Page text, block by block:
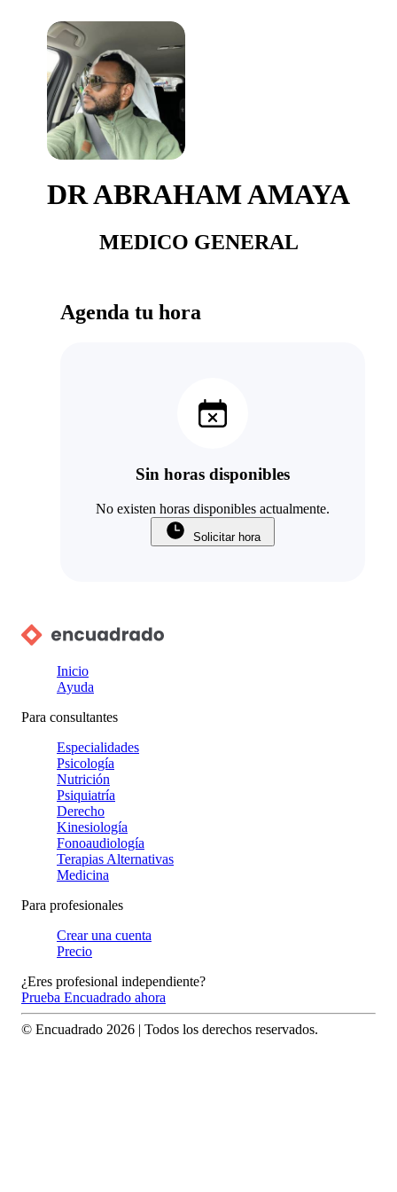
DR ABRAHAM AMAYA
MEDICO GENERAL
Agenda tu hora
Sin horas disponibles
No existen horas disponibles actualmente.
Solicitar hora
Inicio
Ayuda
Para consultantes
Especialidades
Psicología
Nutrición
Psiquiatría
Derecho
Kinesiología
Fonoaudiología
Terapias Alternativas
Medicina
Para profesionales
Crear una cuenta
Precio
¿Eres profesional independiente?
Prueba Encuadrado ahora
© Encuadrado 2026 | Todos los derechos reservados.